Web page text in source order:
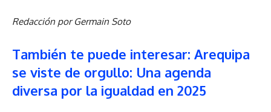
Redacción por Germain Soto
También te puede interesar: Arequipa
se viste de orgullo: Una agenda
diversa por la igualdad en 2025